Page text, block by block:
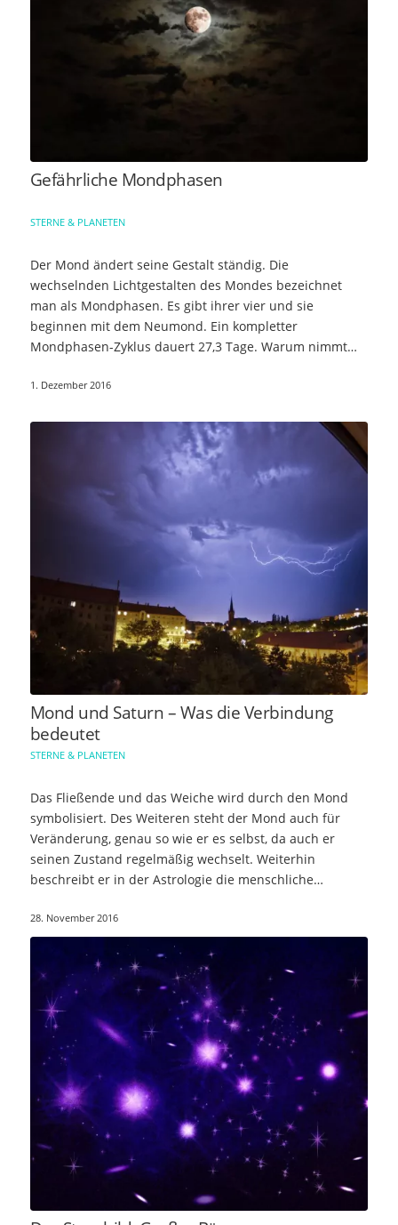
Gefährliche Mondphasen
STERNE & PLANETEN
Der Mond ändert seine Gestalt ständig. Die
wechselnden Lichtgestalten des Mondes bezeichnet
man als Mondphasen. Es gibt ihrer vier und sie
beginnen mit dem Neumond. Ein kompletter
Mondphasen-Zyklus dauert 27,3 Tage. Warum nimmt
1. Dezember 2016
Mond und Saturn – Was die Verbindung
bedeutet
STERNE & PLANETEN
Das Fließende und das Weiche wird durch den Mond
symbolisiert. Des Weiteren steht der Mond auch für
Veränderung, genau so wie er es selbst, da auch er
seinen Zustand regelmäßig wechselt. Weiterhin
beschreibt er in der Astrologie die menschliche…
28. November 2016